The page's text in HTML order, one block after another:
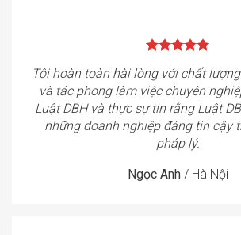
Tôi hoàn toàn hài lòng với chất
và tác phong làm việc chuyên
Luật DBH và thực sự tin rằng Luật
những doanh nghiệp đáng tin cậy
pháp lý.
Ngọc Anh / Hà Nội